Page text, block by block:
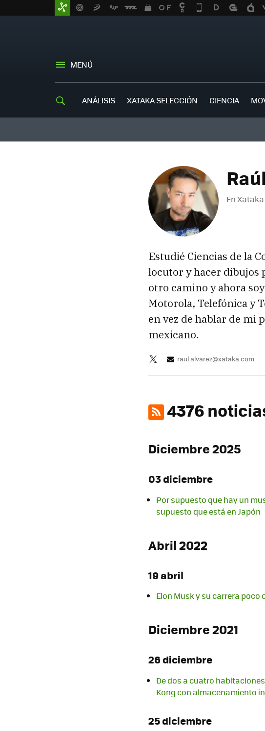
MENÚ
ANÁLISIS XATAKA SELECCIÓN CIENCIA
En
Estudié Ciencias de la
locutor y hacer dibujos
otro camino y ahora
Motorola, Telefónica y
en vez de hablar de mi
mexicano.
raul.alvarez@xataka.com
4376
Diciembre 2025
03 diciembre
Por supuesto que hay un
supuesto que está en Japón
Abril 2022
19 abril
Elon Musk y su carrera
Diciembre 2021
26 diciembre
De dos a cuatro
Kong con almacenamiento
25 diciembre